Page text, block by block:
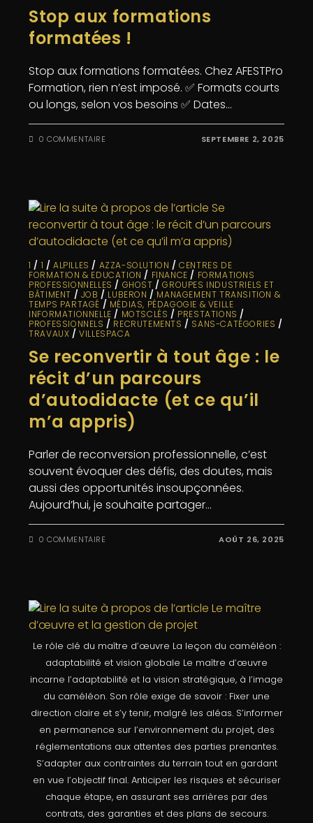
Stop aux formations
formatées !
Stop aux formations formatées. Chez AFESTPro
Formation, rien n’est imposé. ✅ Formats courts
ou longs, selon vos besoins ✅ Dates…
0 COMMENTAIRE SEPTEMBRE 2, 2025
1 / 1 /ALPILLES / AZZA-SOLUTION /CENTRES DE
FORMATION & EDUCATION / FINANCE / FORMATIONS
PROFESSIONNELLES / GHOST /GROUPES INDUSTRIELS ET
BÂTIMENT / JOB / LUBERON / MANAGEMENT TRANSITION &
TEMPS PARTAGÉ / MÉDIAS, PÉDAGOGIE & VEILLE
INFORMATIONNELLE / MOTSCLÉS / PRESTATIONS /
PROFESSIONNELS / RECRUTEMENTS / SANS-CATÉGORIES /
TRAVAUX /VILLESPACA
Se reconvertir à tout âge : le
récit d’un parcours
d’autodidacte (et ce qu’il
m’a appris)
Parler de reconversion professionnelle, c’est
souvent évoquer des défis, des doutes, mais
aussi des opportunités insoupçonnées.
Aujourd’hui, je souhaite partager…
0 COMMENTAIRE AOÛT 26, 2025
Le rôle clé du maître d’œuvre La leçon du caméléon :
adaptabilité et vision globale Le maître d’œuvre
incarne l’adaptabilité et la vision stratégique, à l’image
du caméléon. Son rôle exige de savoir : Fixer une
direction claire et s’y tenir, malgré les aléas. S’informer
en permanence sur l’environnement du projet, des
réglementations aux attentes des parties prenantes.
S’adapter aux contraintes du terrain tout en gardant
en vue l’objectif final. Anticiper les risques et sécuriser
chaque étape, en assurant ses arrières par des
contrats, des garanties et des plans de secours.